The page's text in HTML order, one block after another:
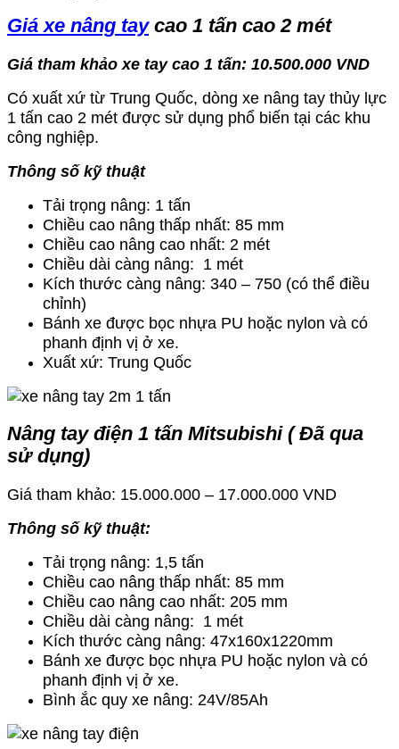
Giá xe nâng taycao 1 tấn cao 2 mét
Giá tham khảo xe tay cao 1 tấn: 10.500.000 VND
Có xuất xứ từ Trung Quốc, dòng xe nâng tay thủy lực
1 tấn cao 2 mét được sử dụng phổ biến tại các khu
công nghiệp.
Thông số kỹ thuật
Tải trọng nâng: 1 tấn
Chiều cao nâng thấp nhất: 85 mm
Chiều cao nâng cao nhất: 2 mét
Chiều dài càng nâng: 1 mét
Kích thước càng nâng: 340 – 750 (có thể điều
chỉnh)
Bánh xe được bọc nhựa PU hoặc nylon và có
phanh định vị ở xe.
Xuất xứ: Trung Quốc
Nâng tay điện 1 tấn Mitsubishi ( Đã qua
sử dụng)
Giá tham khảo: 15.000.000 – 17.000.000 VND
Thông số kỹ thuật:
Tải trọng nâng: 1,5 tấn
Chiều cao nâng thấp nhất: 85 mm
Chiều cao nâng cao nhất: 205 mm
Chiều dài càng nâng: 1 mét
Kích thước càng nâng: 47x160x1220mm
Bánh xe được bọc nhựa PU hoặc nylon và có
phanh định vị ở xe.
Bình ắc quy xe nâng: 24V/85Ah